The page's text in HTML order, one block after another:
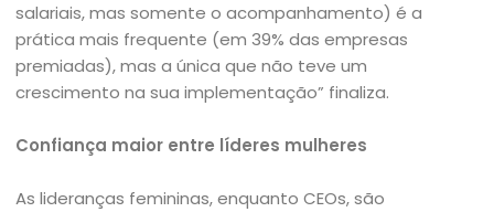
salariais, mas somente o acompanhamento) é a
prática mais frequente (em 39% das empresas
premiadas), mas a única que não teve um
crescimento na sua implementação” finaliza.
Confiança maior entre líderes mulheres
As lideranças femininas, enquanto CEOs, são